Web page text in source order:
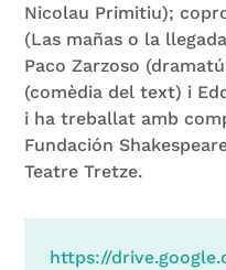
Nicolau Primitiu);
(Las mañas o la
Paco Zarzoso
(comèdia del text) i
i ha treballat amb
Fundación
Teatre Tretze.
https://